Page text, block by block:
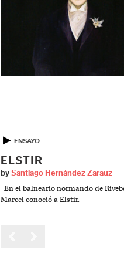
▶ ENSAYO
ELSTIR
by Santiago Hernández Zarauz
En el balneario normando de
Marcel conoció a Elstir.